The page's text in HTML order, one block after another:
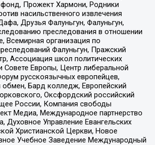
Прожект Хармони, Родники
насильственного извлечения
Друзья Фалуньгун, Фалуньгун,
преследования в отношении
Всемирная организация по
Фалуньгун, Пражский
Ассоциация школ политических
Совете Европы, Центр либеральной
русскоязычных европейцев,
Бард колледж, Европейский
Оксфордский российский
России, Компания свободы
Медиа, Международное партнерство
Духовное Управление Евангельских
Христианской Церкви, Новое
Учебное Заведение Международный